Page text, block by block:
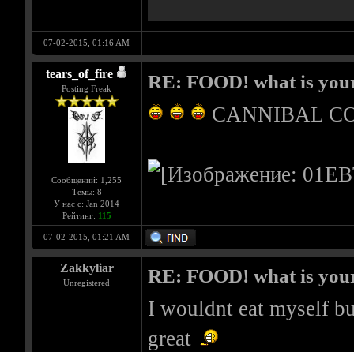
07-02-2015, 01:16 AM
tears_of_fire
Posting Freak
Сообщений: 1,255
Темы: 8
У нас с: Jan 2014
Рейтинг: 115
RE: FOOD! what is
CANNIBAL
07-02-2015, 01:21 AM
Zakkyliar
Unregistered RE: FOOD! what is
I wouldnt eat myself
great